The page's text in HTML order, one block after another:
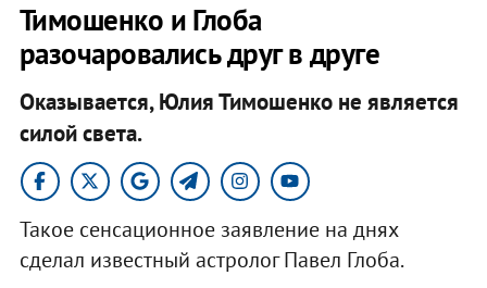
Тимошенко и Глоба
разочаровались друг в друге
Оказывается, Юлия Тимошенко не является
силой света.
Такое сенсационное заявление на днях
сделал известный астролог Павел Глоба.